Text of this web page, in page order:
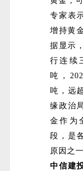
专家表
增持黄
据显示
行连续
吨，
吨，远
缘政治
金作为
段，是
原因之一
中信建